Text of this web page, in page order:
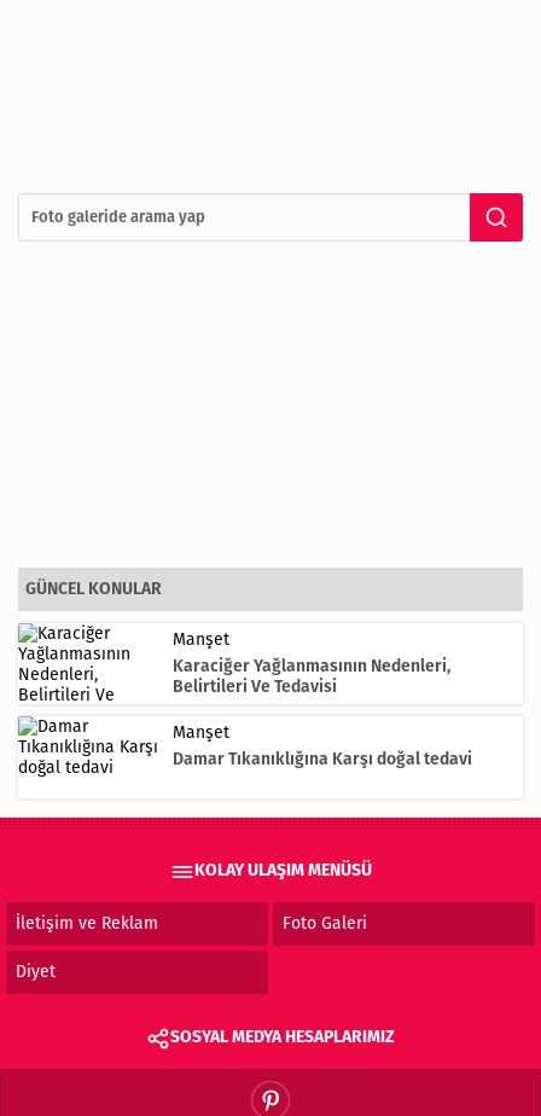
GÜNCEL KONULAR
Manşet
Karaciğer Yağlanmasının Nedenleri,
Belirtileri Ve Tedavisi
Manşet
Damar Tıkanıklığına Karşı doğal tedavi
KOLAY ULAŞIM MENÜSÜ
İletişim ve Reklam Foto Galeri
Diyet
SOSYAL MEDYA HESAPLARIMIZ